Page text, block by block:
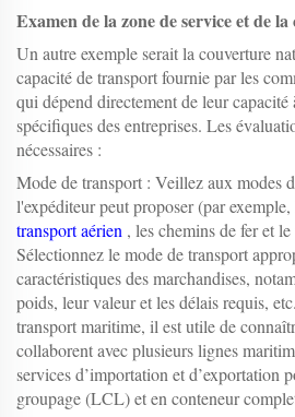
Examen de la zone de service et de
Un autre exemple serait la couverture
capacité de transport fournie par les
qui dépend directement de leur
spécifiques des entreprises. Les
nécessaires :
Mode de transport : Veillez aux modes
l'expéditeur peut proposer (par
transport aérien , les chemins de fer et
Sélectionnez le mode de transport
caractéristiques des marchandises,
poids, leur valeur et les délais requis,
transport maritime, il est utile de
collaborent avec plusieurs lignes
services d’importation et d’exportation
groupage (LCL) et en conteneur